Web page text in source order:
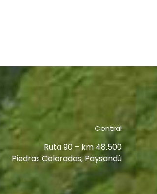
Central
Ruta 90 – km 48.500
Piedras Coloradas, Paysandú